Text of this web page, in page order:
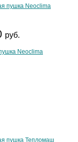
руб.
Neoclima